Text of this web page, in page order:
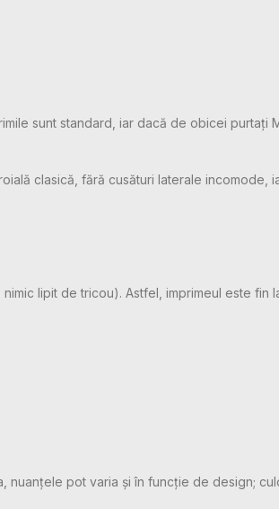
sunt standard, iar dacă de obicei
clasică, fără cusături laterale incomode,
lipit de tricou). Astfel, imprimeul este fin
pot varia și în funcție de design;